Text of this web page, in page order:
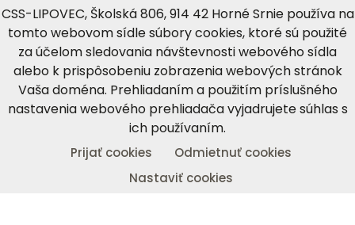
CSS-LIPOVEC, Školská 806, 914 42 Horné Srnie používa na
tomto webovom sídle súbory cookies, ktoré sú použité
za účelom sledovania návštevnosti webového sídla
alebo k prispôsobeniu zobrazenia webových stránok
Vaša doména. Prehliadaním a použitím príslušného
nastavenia webového prehliadača vyjadrujete súhlas s
ich používaním.
Prijať cookies
Odmietnuť cookies
Nastaviť cookies